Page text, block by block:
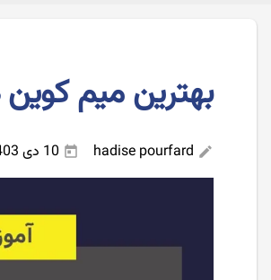
بهترین میم کوین
edit
today